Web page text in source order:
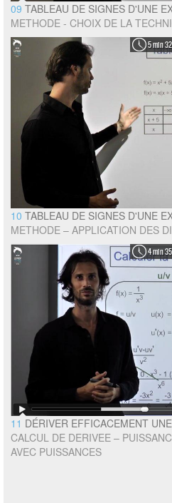
09 TABLEAU DE SIGNES D'UNE
METHODE - CHOIX DE LA
5 min
10 TABLEAU DE SIGNES D'UNE
METHODE – APPLICATION DES
4 min
11 DÉRIVER EFFICACEMENT
CALCUL DE DERIVEE –
AVEC PUISSANCES